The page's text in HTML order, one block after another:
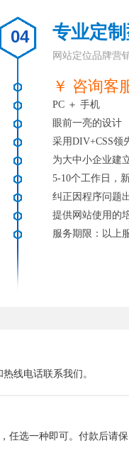
04 专业定
网站定位品牌营
￥ 咨询客
PC ＋ 手机
眼前一亮的设计
采用DIV+CSS领
为大中小企业建
5-10个工作日，
纠正因程序问题
提供网站使用的
服务期限：以上
线电话联系我们。
任选一种即可。付款后请